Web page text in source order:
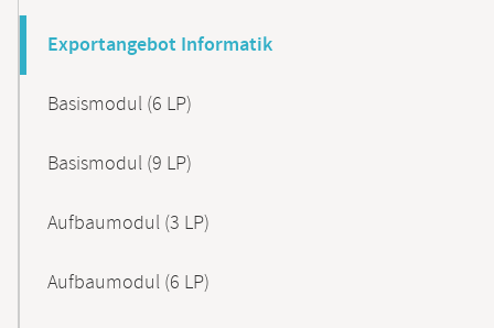
Exportangebot Informatik
Basismodul (6 LP)
Basismodul (9 LP)
Aufbaumodul (3 LP)
Aufbaumodul (6 LP)